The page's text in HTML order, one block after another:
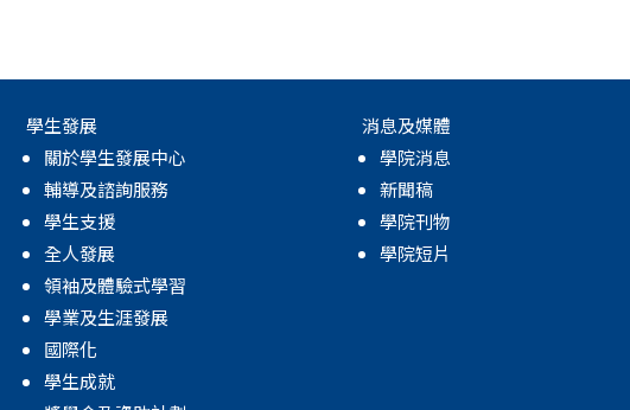
學生發展
關於學生發展中心
輔導及諮詢服務
學生支援
全人發展
領袖及體驗式學習
學業及生涯發展
國際化
學生成就
消息及媒體
學院消息
新聞稿
學院刊物
學院短片